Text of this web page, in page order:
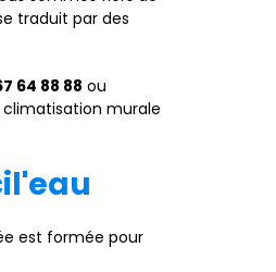
traduit par des
64 88 88 ou
murale
est formée pour